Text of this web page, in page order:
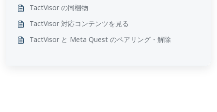
TactVisor の同梱物
TactVisor 対応コンテンツを見る
TactVisor と Meta Quest のペアリング・解除